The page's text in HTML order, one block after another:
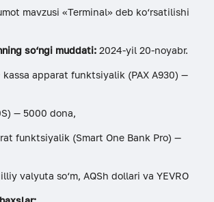
mavzusi «Terminal» deb ko‘rsatilishi
so‘ngi muddati: 2024-yil 20-noyabr.
kassa apparat funktsiyalik (PAX A930) —
— 5000 dona,
funktsiyalik (Smart One Bank Pro) —
valyuta so‘m, AQSh dollari va YEVRO